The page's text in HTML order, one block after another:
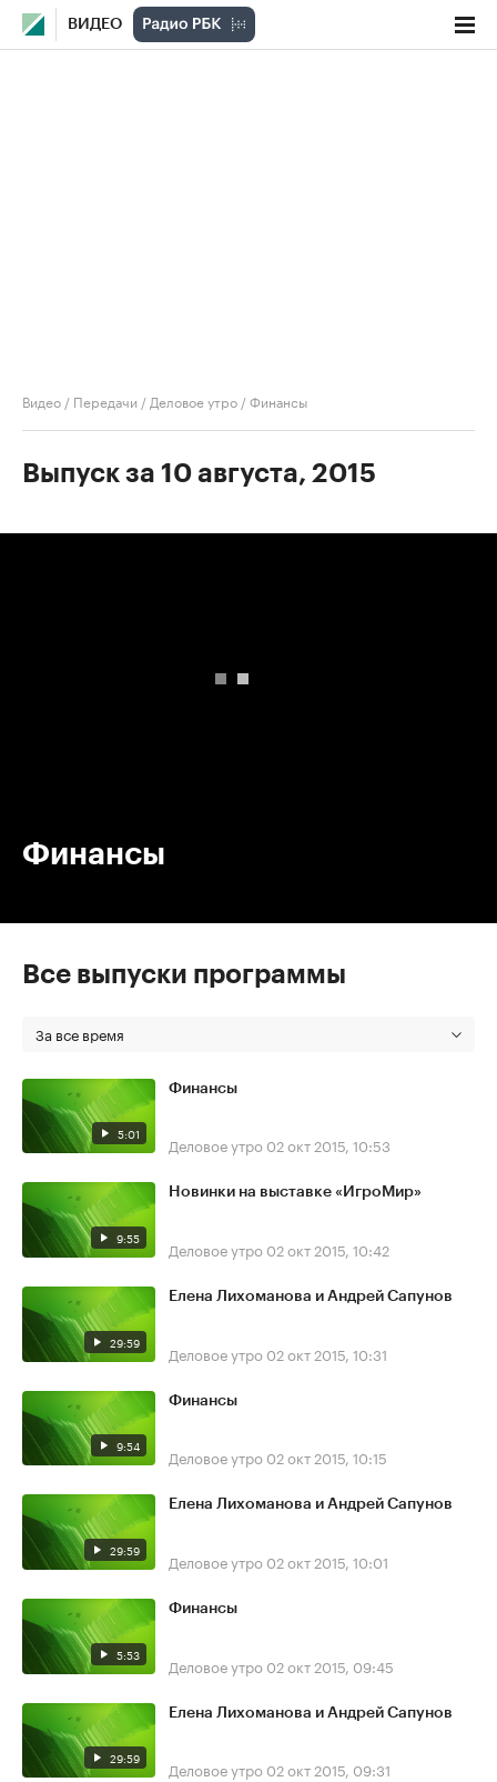
ВИДЕО
Видео / Передачи / Деловое утро /Финансы
Выпуск за 10 августа, 2015
Финансы
Все выпуски программы
За все время
5:01
Финансы
Деловое утро 02 окт 2015, 10:53
9:55
Новинки на выставке «ИгроМир»
Деловое утро 02 окт 2015, 10:42
29:59
Елена Лихоманова и Андрей Сапунов
Деловое утро 02 окт 2015, 10:31
9:54
Финансы
Деловое утро 02 окт 2015, 10:15
29:59
Елена Лихоманова и Андрей Сапунов
Деловое утро 02 окт 2015, 10:01
5:53
Финансы
Деловое утро 02 окт 2015, 09:45
29:59
Елена Лихоманова и Андрей Сапунов
Деловое утро 02 окт 2015, 09:31